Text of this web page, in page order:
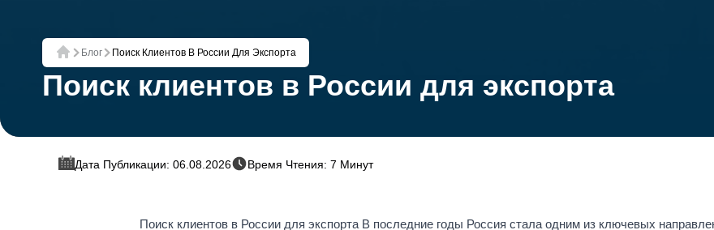
Главная
Блог Поиск Клиентов В России Для Экспорта
Поиск клиентов в России для экспорта
Дата Публикации: 06.08.2026 Время Чтения: 7 Минут
Поиск клиентов в России для экспорта В последние годы Россия стала одним из ключевых